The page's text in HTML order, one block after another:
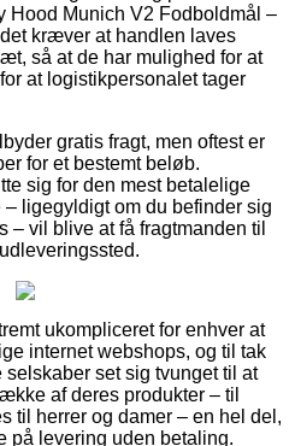
Hood Munich V2 Fodboldmål –
kræver at handlen laves
så at de har mulighed for at
at logistikpersonalet tager
gratis fragt, men oftest er
for et bestemt beløb.
sig for den mest betalelige
– ligegyldigt om du befinder sig
vil blive at få fragtmanden til
ukompliceret for enhver at
internet webshops, og til tak
set sig tvunget til at
af deres produkter – til
til herrer og damer – en hel del,
på levering uden betaling.